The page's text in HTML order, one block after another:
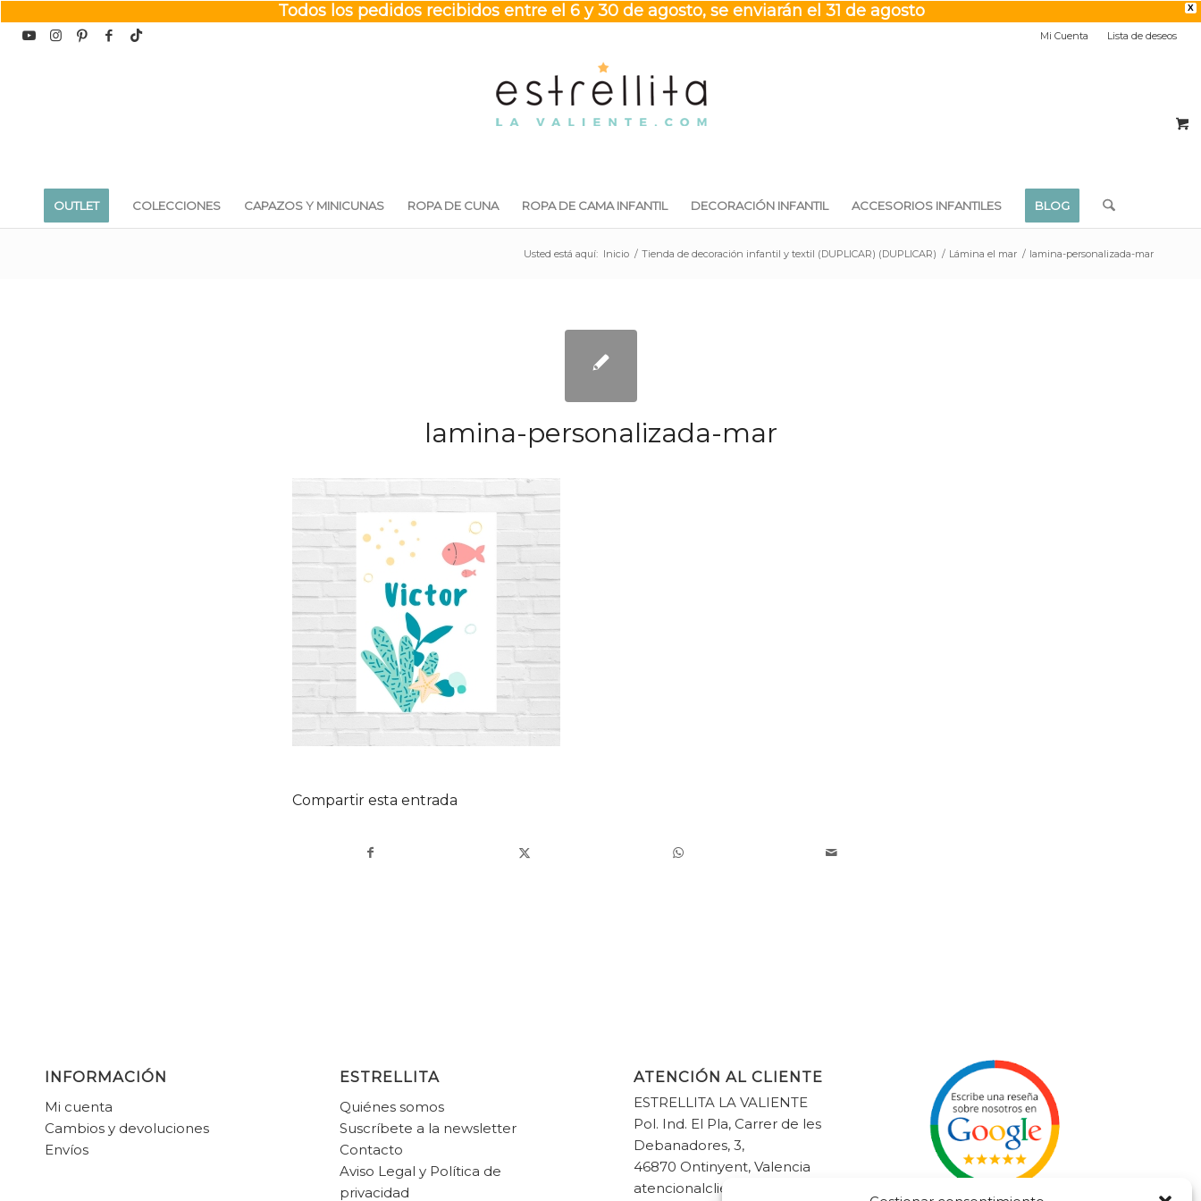
X
Todos los pedidos recibidos entre el 6 y 30 de agosto, se enviarán el 31 de agosto
Mi Cuenta Lista de deseos
OUTLET COLECCIONES CAPAZOS Y MINICUNAS ROPA DE CUNA ROPA DE CAMA INFANTIL DECORACIÓN INFANTIL ACCESORIOS INFANTILES BLOG
Usted está aquí: Inicio / Tienda de decoración infantil y textil (DUPLICAR) (DUPLICAR) / Lámina el mar / lamina-personalizada-mar
lamina-personalizada-mar
Compartir esta entrada
INFORMACIÓN
Mi cuenta
Cambios y devoluciones
Envíos
ESTRELLITA
Quiénes somos
Suscríbete a la newsletter
Contacto
Aviso Legal y Política de
privacidad
ATENCIÓN AL CLIENTE
ESTRELLITA LA VALIENTE
Pol. Ind. El Pla, Carrer de les
Debanadores, 3,
46870 Ontinyent, Valencia
atencionalcliente@estrellitalavaliente.com